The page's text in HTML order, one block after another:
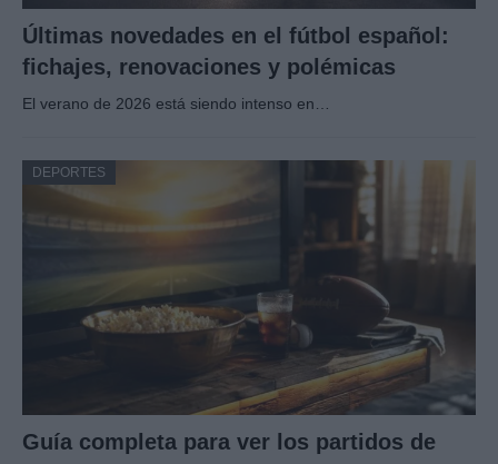
Últimas novedades en el fútbol español:
fichajes, renovaciones y polémicas
El verano de 2026 está siendo intenso en…
DEPORTES
Guía completa para ver los partidos de